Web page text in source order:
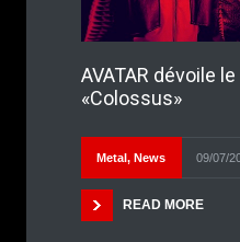
AVATAR dévoile
«Colossus»
Metal, News 09/07/
READ MORE